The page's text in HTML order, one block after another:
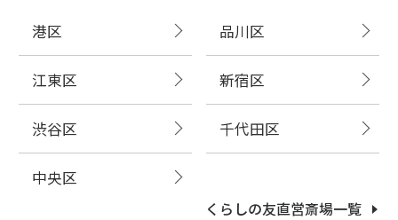
港区 品川区
江東区 新宿区
渋谷区 千代田区
中央区
くらしの友直営斎場一覧